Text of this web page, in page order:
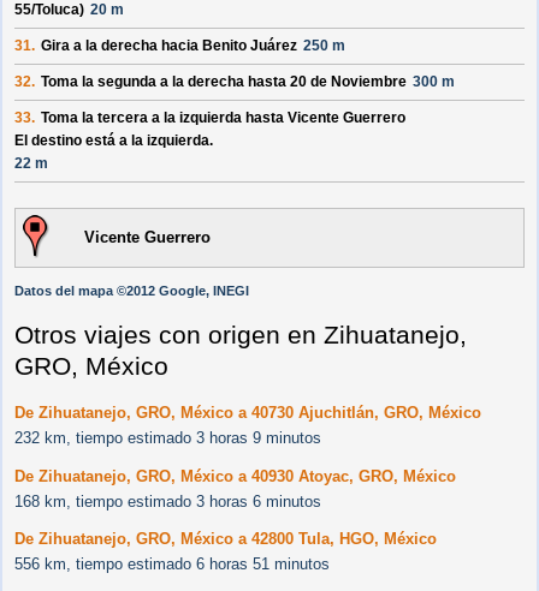
55/Toluca) 20 m
31. Gira a la derecha hacia Benito Juárez 250 m
32. Toma la segunda a la derecha hasta 20 de Noviembre 300 m
33. Toma la tercera a la izquierda hasta Vicente Guerrero
El destino está a la izquierda.
22 m
Vicente Guerrero
Datos del mapa ©2012 Google, INEGI
Otros viajes con origen en Zihuatanejo,
GRO, México
De Zihuatanejo, GRO, México a 40730 Ajuchitlán, GRO, México
232 km, tiempo estimado 3 horas 9 minutos
De Zihuatanejo, GRO, México a 40930 Atoyac, GRO, México
168 km, tiempo estimado 3 horas 6 minutos
De Zihuatanejo, GRO, México a 42800 Tula, HGO, México
556 km, tiempo estimado 6 horas 51 minutos